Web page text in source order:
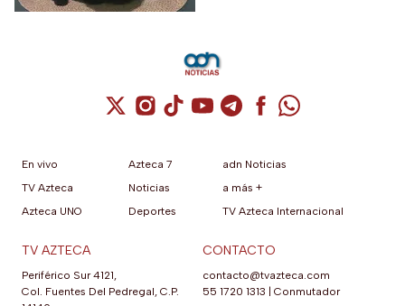
Cuenta de X / Twitter (se abre en una
Cuenta de Instagram (se abre en una
Cuenta de TikTok (se abre en
Cuenta de YouTube (se abre
Cuenta de Telegram (se
Cuenta de
Cuenta de
En vivo
TV Azteca
Azteca UNO
Azteca 7
Noticias
Deportes
adn Noticias
a más +
TV Azteca Internacional
TV AZTECA
Periférico Sur 4121,
Col. Fuentes Del Pedregal, C.P.
CONTACTO
contacto@tvazteca.com
55 1720 1313 | Conmutador